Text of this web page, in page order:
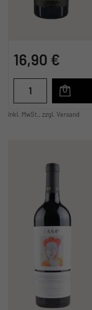
16,90 €
inkl. MwSt., zzgl. Versand